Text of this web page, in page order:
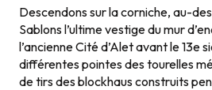
Descendons sur la corniche, au-
Sablons l’ultime vestige du mur
l’ancienne Cité d’Alet avant le 13e
différentes pointes des tourelles
de tirs des blockhaus construits